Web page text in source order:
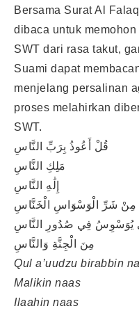
Bersama Surat Al
dibaca untuk
SWT dari rasa takut,
Suami dapat
menjelang persalinan
proses melahirkan
SWT.
قُلْ أَعُوذُ بِرَبِّ النَّاسِ
مَلِكِ النَّاسِ
إِلَٰهِ النَّاسِ
مِنْ شَرِّ الْوَسْوَاسِ الْخَنَّاسِ
يُوَسْوِسُ فِي صُدُورِ النَّاسِ
مِنَ الْجِنَّةِ وَالنَّاسِ
Qul a’uudzu birabbin
Malikin naas
Ilaahin naas